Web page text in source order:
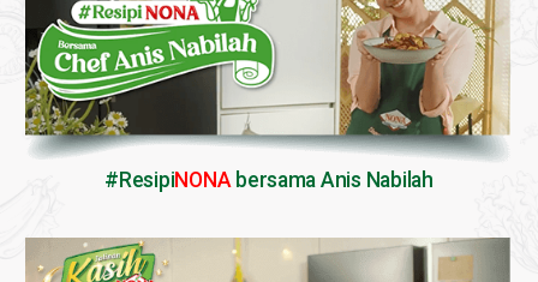
#ResipiNONA bersama Anis Nabilah